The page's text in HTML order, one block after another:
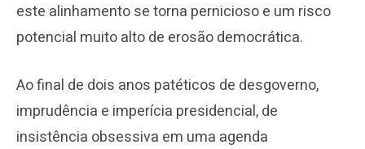
este alinhamento se torna pernicioso e um risco
potencial muito alto de erosão democrática.
Ao final de dois anos patéticos de desgoverno,
imprudência e imperícia presidencial, de
insistência obsessiva em uma agenda